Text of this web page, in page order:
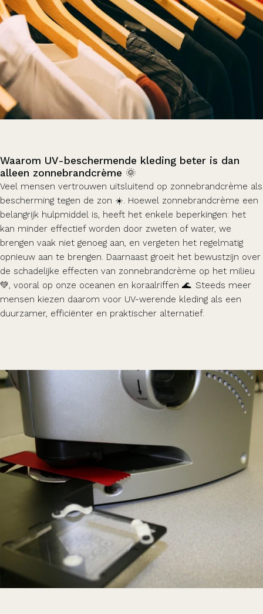
Waarom UV-beschermende kleding beter is dan
alleen zonnebrandcrème 🌞
Veel mensen vertrouwen uitsluitend op zonnebrandcrème als
bescherming tegen de zon ☀️. Hoewel zonnebrandcrème een
belangrijk hulpmiddel is, heeft het enkele beperkingen: het
kan minder effectief worden door zweten of water, we
brengen vaak niet genoeg aan, en vergeten het regelmatig
opnieuw aan te brengen. Daarnaast groeit het bewustzijn over
de schadelijke effecten van zonnebrandcrème op het milieu
💚, vooral op onze oceanen en koraalriffen 🌊. Steeds meer
mensen kiezen daarom voor UV-werende kleding als een
duurzamer, efficiënter en praktischer alternatief.